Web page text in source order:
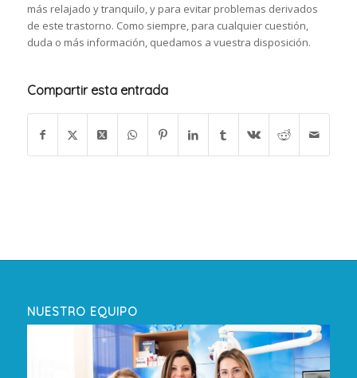
más relajado y tranquilo, y para evitar problemas derivados
de este trastorno. Como siempre, para cualquier cuestión,
duda o más información, quedamos a vuestra disposición.
Compartir esta entrada
NUESTRO EQUIPO